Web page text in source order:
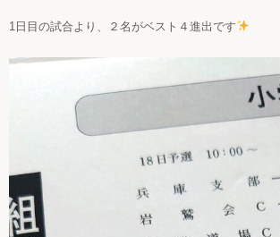
1日目の試合より、２名がベスト４進出です